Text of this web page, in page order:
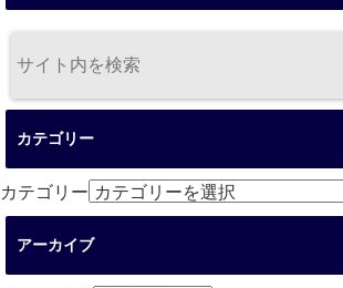
カテゴリー
カテゴリー
アーカイブ